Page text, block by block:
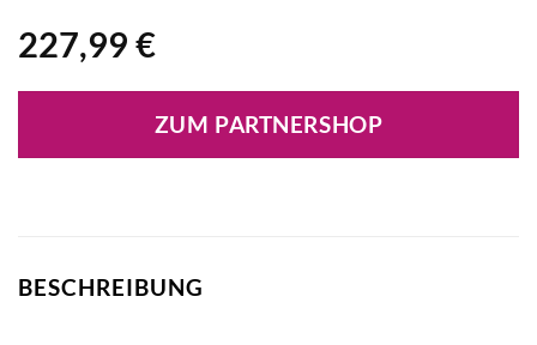
227,99 €
ZUM PARTNERSHOP
BESCHREIBUNG